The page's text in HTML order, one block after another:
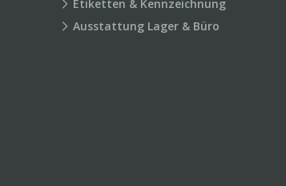
Etiketten & Kennzeichnung
Ausstattung Lager & Büro